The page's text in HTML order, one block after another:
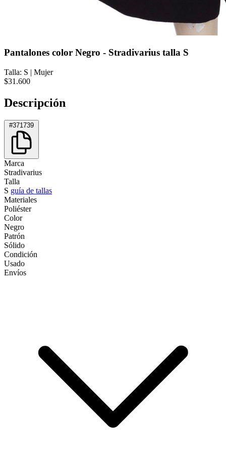
Pantalones color Negro - Stradivarius talla S
Talla: S | Mujer
$31.600
Descripción
#371739
Marca
Stradivarius
Talla
S guía de tallas
Materiales
Poliéster
Color
Negro
Patrón
Sólido
Condición
Usado
Envíos